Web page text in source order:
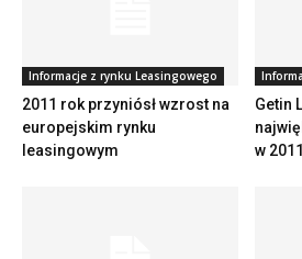
Informacje z rynku Leasingowego
2011 rok przyniósł wzrost na
europejskim rynku
leasingowym
Getin
w